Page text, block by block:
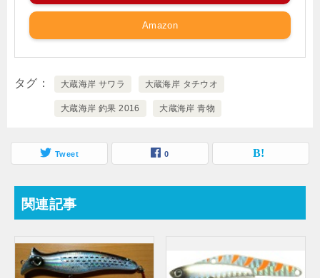
Amazon
タグ 大蔵海岸 サワラ 大蔵海岸 タチウオ
大蔵海岸 釣果 2016 大蔵海岸 青物
Tweet 0
関連記事